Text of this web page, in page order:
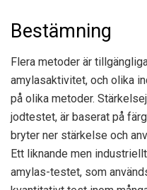
Bestämning
Flera metoder är
amylasaktivitet, och olika
på olika metoder.
jodtestet, är baserat på
bryter ner stärkelse och
Ett liknande men
amylas-testet, som